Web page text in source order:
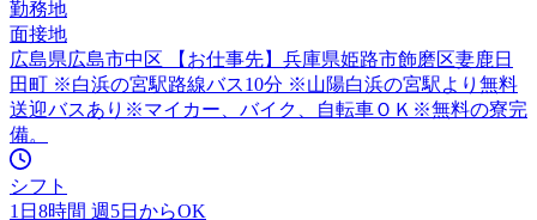
勤務地
面接地
広島県広島市中区 【お仕事先】兵庫県姫路市飾磨区妻鹿日
田町 ※白浜の宮駅路線バス10分 ※山陽白浜の宮駅より無料
送迎バスあり※マイカー、バイク、自転車ＯＫ※無料の寮完
備。
シフト
1日8時間 週5日からOK